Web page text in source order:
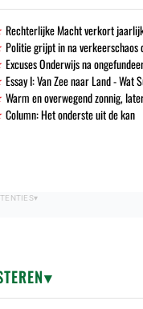
Rechterlijke Macht verkort
Politie grijpt in na
Excuses Onderwijs na
Essay I: Van Zee naar Land -
Warm en overwegend zonnig,
Column: Het onderste uit de kan